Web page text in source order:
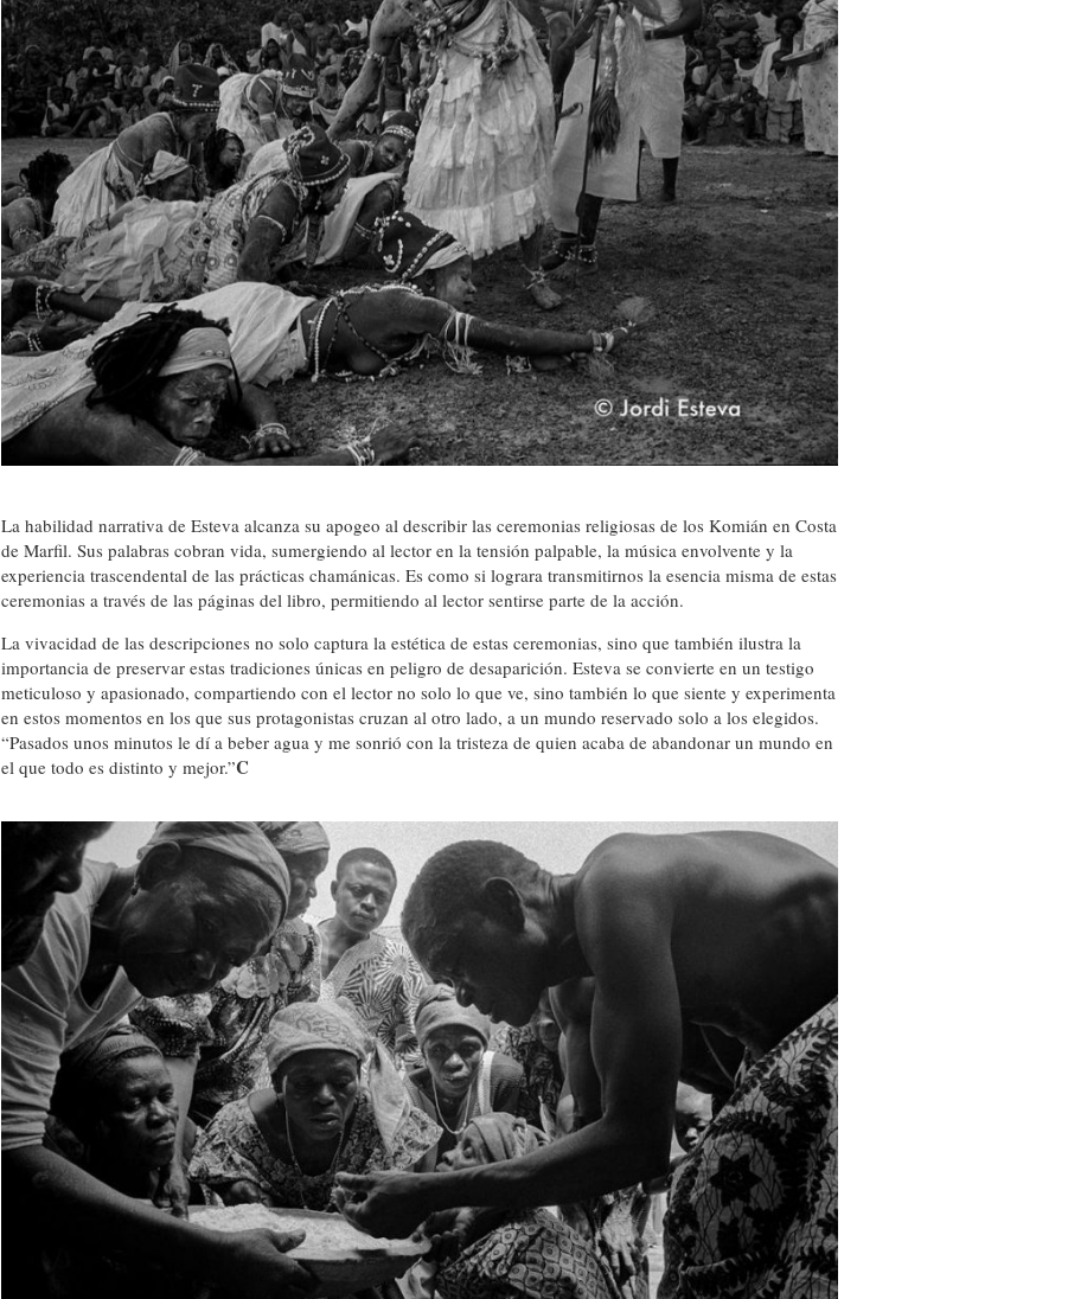
La habilidad narrativa de Esteva alcanza su apogeo al describir las ceremonias religiosas de los Komián en Costa
de Marfil. Sus palabras cobran vida, sumergiendo al lector en la tensión palpable, la música envolvente y la
experiencia trascendental de las prácticas chamánicas. Es como si lograra transmitirnos la esencia misma de estas
ceremonias a través de las páginas del libro, permitiendo al lector sentirse parte de la acción.
La vivacidad de las descripciones no solo captura la estética de estas ceremonias, sino que también ilustra la
importancia de preservar estas tradiciones únicas en peligro de desaparición. Esteva se convierte en un testigo
meticuloso y apasionado, compartiendo con el lector no solo lo que ve, sino también lo que siente y experimenta
en estos momentos en los que sus protagonistas cruzan al otro lado, a un mundo reservado solo a los elegidos.
“Pasados unos minutos le dí a beber agua y me sonrió con la tristeza de quien acaba de abandonar un mundo en
el que todo es distinto y mejor.”C